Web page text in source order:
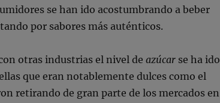
se han ido acostumbrando a beber
por sabores más auténticos.
otras industrias el nivel deazúcar se ha ido
que eran notablemente dulces como el
retirando de gran parte de los mercados en